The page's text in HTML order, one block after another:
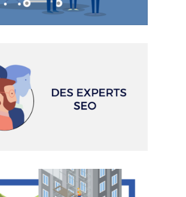
RVIP - MOTION DESIGN
AGENCE DE RÉFÉRENCEMENT